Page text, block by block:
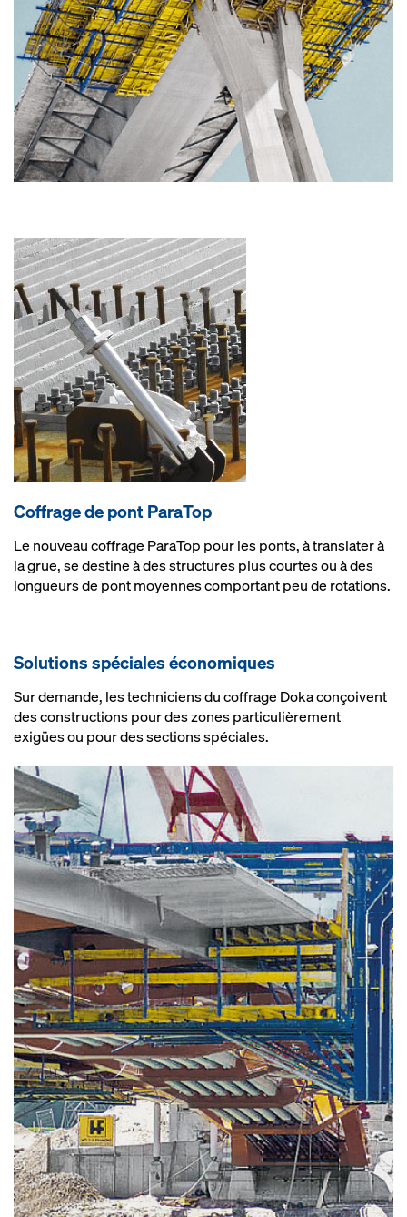
Coffrage de pont ParaTop
Le nouveau coffrage ParaTop pour les ponts, à translater à
la grue, se destine à des structures plus courtes ou à des
longueurs de pont moyennes comportant peu de rotations.
Solutions spéciales économiques
Sur demande, les techniciens du coffrage Doka conçoivent
des constructions pour des zones particulièrement
exigües ou pour des sections spéciales.